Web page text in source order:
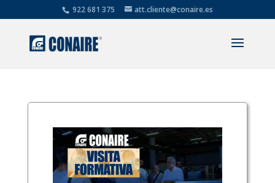
922 681 375 att.cliente@conaire.es